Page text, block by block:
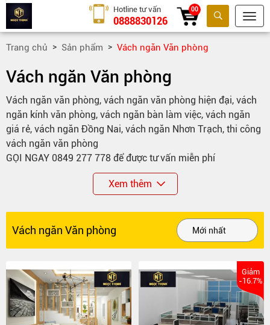
Tìm kiếm
Hotline tư vấn
0888830126
00
Trang chủ Sản phẩm Vách ngăn Văn phòng
Vách ngăn Văn phòng
Vách ngăn văn phòng, vách ngăn văn phòng hiện đại, vách
ngăn kính văn phòng, vách ngăn bàn làm việc, vách ngăn
giá rẻ, vách ngăn Đồng Nai, vách ngăn Nhơn Trạch, thi công
vách ngăn văn phòng
GỌI NGAY 0849 277 778 để được tư vấn miễn phí
Nhắn Zalo nhận báo giá nhanh trong 5 phút
✔ Giao nhanh – lắp đặt tận nơi
✔ Bảo hành 12 tháng
✔ Thi công chuyên nghiệp
Xem thêm
Vách ngăn Văn phòng
Giảm
-16.7%